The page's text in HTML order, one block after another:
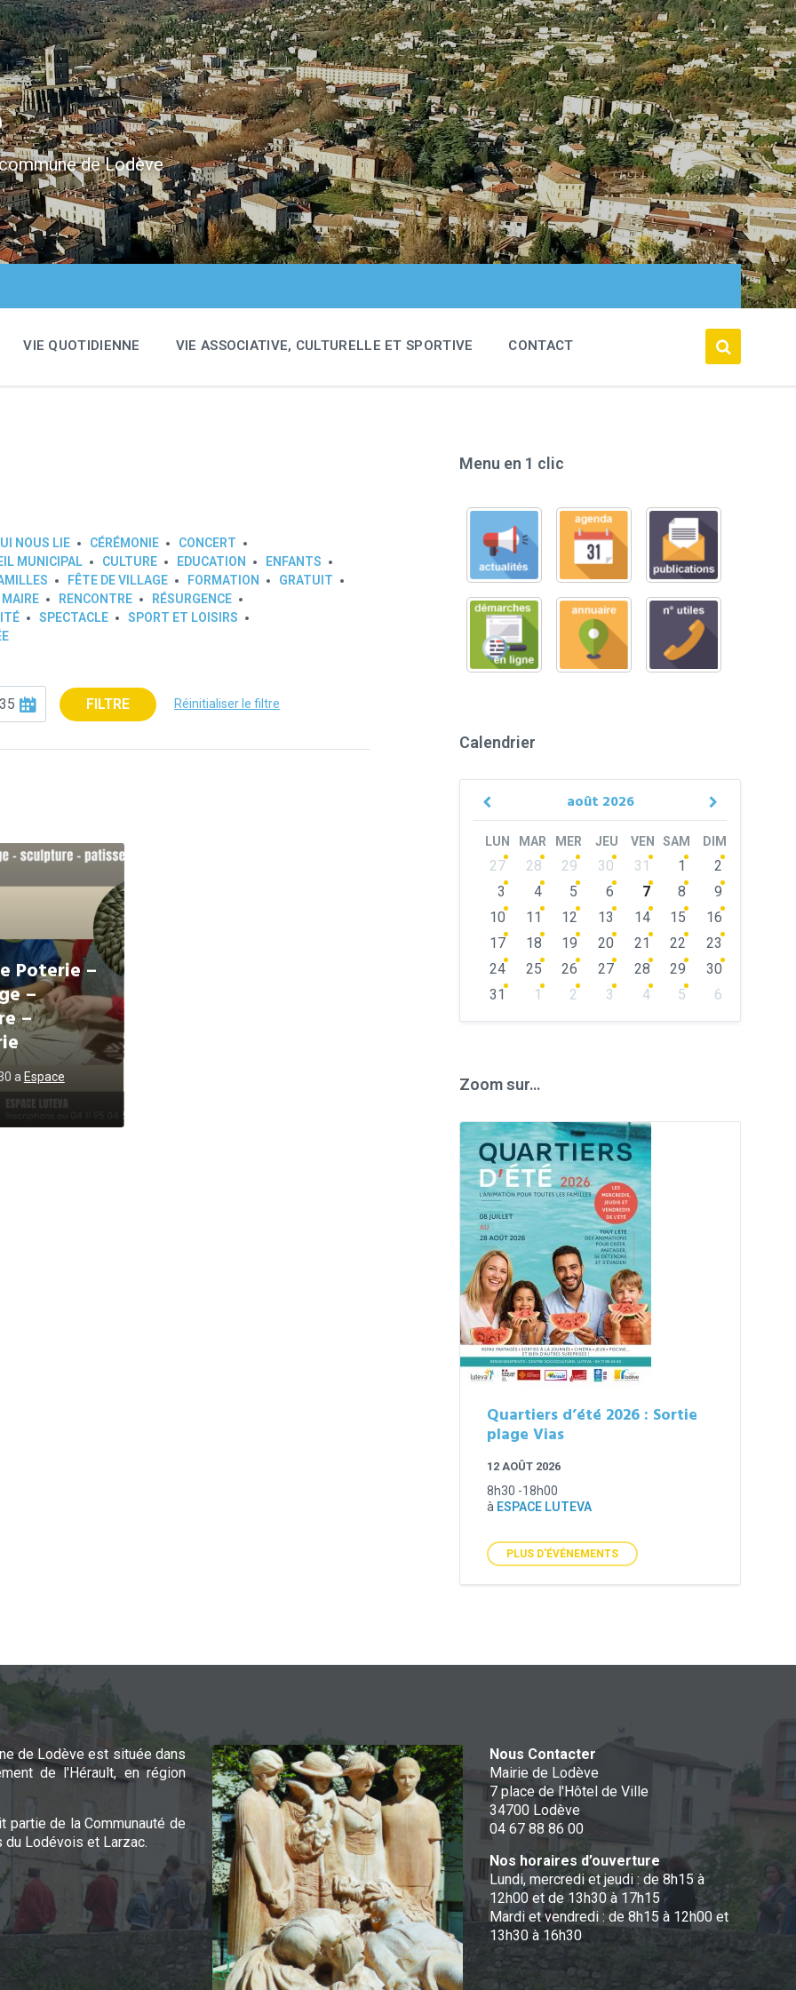
de Lodève
VIE QUOTIDIENNE VIE ASSOCIATIVE, CULTURELLE ET SPORTIVE CONTACT
NOUS LIE CÉRÉMONIE
CONCERT
MUNICIPAL CULTURE EDUCATION
ENFANTS
FÊTE DE VILLAGE FORMATION
GRATUIT
MAIRE RENCONTRE
RÉSURGENCE
SPECTACLE
SPORT ET LOISIRS
FILTRE Réinitialiser le filtre
Poterie –
–
–
a Espace
Menu en 1 clic
Calendrier
août 2026
Previous
Next
LUN MAR MER JEU VEN SAM DIM
Skip
calendar
days
27 28 29 30 31 1
2
3
4 5 6 7 8
9
10
11 12 13 14 15
16
17
18 19 20 21 22
23
24
25 26 27 28 29
30
31
1 2 3 4 5
6
Zoom sur…
Quartiers d’été 2026 : Sortie
plage Vias
12 AOÛT 2026
8h30 -18h00
à ESPACE LUTEVA
PLUS D'ÉVÉNEMENTS
de Lodève est située dans
de l'Hérault, en région
partie de la Communauté de
du Lodévois et Larzac.
Nous Contacter
Mairie de Lodève
7 place de l'Hôtel de Ville
34700 Lodève
04 67 88 86 00
Nos horaires d’ouverture
Lundi, mercredi et jeudi : de 8h15 à
12h00 et de 13h30 à 17h15
Mardi et vendredi : de 8h15 à 12h00 et
13h30 à 16h30